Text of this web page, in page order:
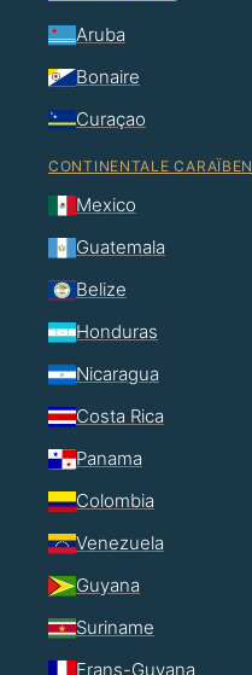
Aruba
Bonaire
Curaçao
CONTINENTALE CARAÏBEN
Mexico
Guatemala
Belize
Honduras
Nicaragua
Costa Rica
Panama
Colombia
Venezuela
Guyana
Suriname
Frans-Guyana